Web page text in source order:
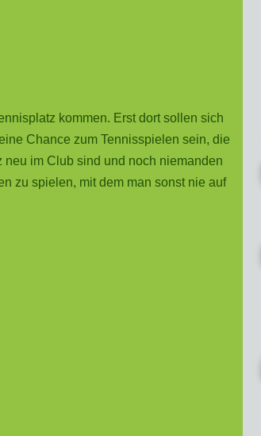
kommen. Erst dort sollen sich
Chance zum Tennisspielen sein, die
im Club sind und noch niemanden
zu spielen, mit dem man sonst nie auf